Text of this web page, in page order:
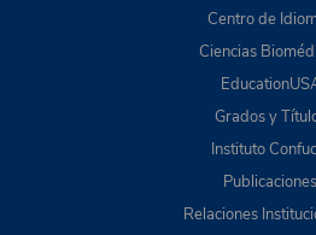
Centro de
Ciencias
Grados y
Instituto
Publicaciones
Relaciones